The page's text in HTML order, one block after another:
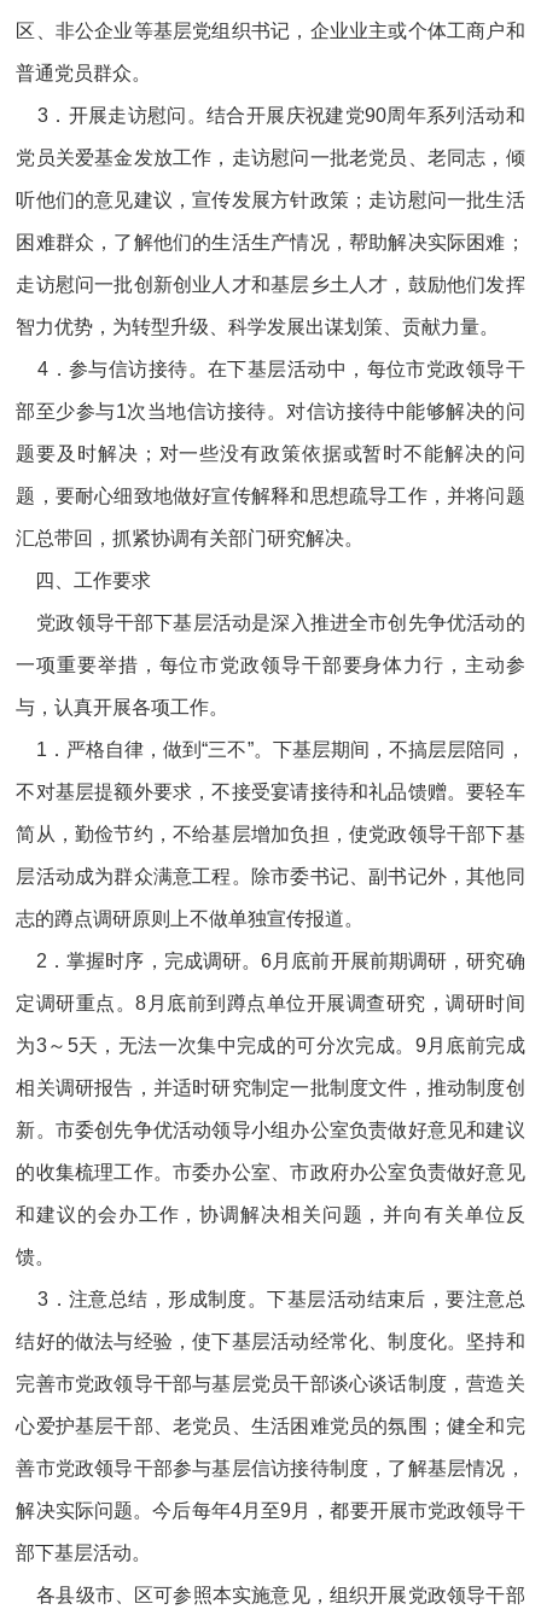
区、非公企业等基层党组织书记，企业业主或个体工商户和
普通党员群众。
3．开展走访慰问。结合开展庆祝建党90周年系列活动和
党员关爱基金发放工作，走访慰问一批老党员、老同志，倾
听他们的意见建议，宣传发展方针政策；走访慰问一批生活
困难群众，了解他们的生活生产情况，帮助解决实际困难；
走访慰问一批创新创业人才和基层乡土人才，鼓励他们发挥
智力优势，为转型升级、科学发展出谋划策、贡献力量。
4．参与信访接待。在下基层活动中，每位市党政领导干
部至少参与1次当地信访接待。对信访接待中能够解决的问
题要及时解决；对一些没有政策依据或暂时不能解决的问
题，要耐心细致地做好宣传解释和思想疏导工作，并将问题
汇总带回，抓紧协调有关部门研究解决。
四、工作要求
党政领导干部下基层活动是深入推进全市创先争优活动的
一项重要举措，每位市党政领导干部要身体力行，主动参
与，认真开展各项工作。
1．严格自律，做到“三不”。下基层期间，不搞层层陪同，
不对基层提额外要求，不接受宴请接待和礼品馈赠。要轻车
简从，勤俭节约，不给基层增加负担，使党政领导干部下基
层活动成为群众满意工程。除市委书记、副书记外，其他同
志的蹲点调研原则上不做单独宣传报道。
2．掌握时序，完成调研。6月底前开展前期调研，研究确
定调研重点。8月底前到蹲点单位开展调查研究，调研时间
为3～5天，无法一次集中完成的可分次完成。9月底前完成
相关调研报告，并适时研究制定一批制度文件，推动制度创
新。市委创先争优活动领导小组办公室负责做好意见和建议
的收集梳理工作。市委办公室、市政府办公室负责做好意见
和建议的会办工作，协调解决相关问题，并向有关单位反
馈。
3．注意总结，形成制度。下基层活动结束后，要注意总
结好的做法与经验，使下基层活动经常化、制度化。坚持和
完善市党政领导干部与基层党员干部谈心谈话制度，营造关
心爱护基层干部、老党员、生活困难党员的氛围；健全和完
善市党政领导干部参与基层信访接待制度，了解基层情况，
解决实际问题。今后每年4月至9月，都要开展市党政领导干
部下基层活动。
各县级市、区可参照本实施意见，组织开展党政领导干部